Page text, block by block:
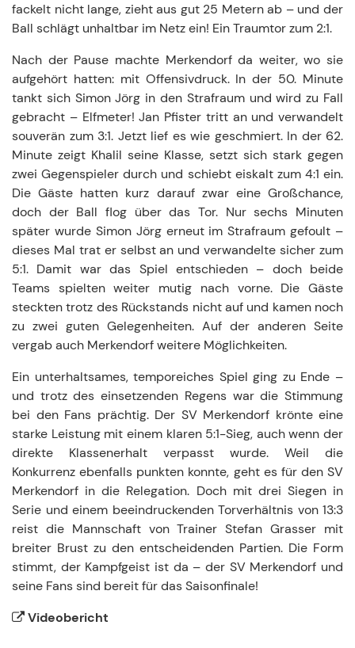
fackelt nicht lange, zieht aus gut 25 Metern ab – und der
Ball schlägt unhaltbar im Netz ein! Ein Traumtor zum 2:1.
Nach der Pause machte Merkendorf da weiter, wo sie
aufgehört hatten: mit Offensivdruck. In der 50. Minute
tankt sich Simon Jörg in den Strafraum und wird zu Fall
gebracht – Elfmeter! Jan Pfister tritt an und verwandelt
souverän zum 3:1. Jetzt lief es wie geschmiert. In der 62.
Minute zeigt Khalil seine Klasse, setzt sich stark gegen
zwei Gegenspieler durch und schiebt eiskalt zum 4:1 ein.
Die Gäste hatten kurz darauf zwar eine Großchance,
doch der Ball flog über das Tor. Nur sechs Minuten
später wurde Simon Jörg erneut im Strafraum gefoult –
dieses Mal trat er selbst an und verwandelte sicher zum
5:1. Damit war das Spiel entschieden – doch beide
Teams spielten weiter mutig nach vorne. Die Gäste
steckten trotz des Rückstands nicht auf und kamen noch
zu zwei guten Gelegenheiten. Auf der anderen Seite
vergab auch Merkendorf weitere Möglichkeiten.
Ein unterhaltsames, temporeiches Spiel ging zu Ende –
und trotz des einsetzenden Regens war die Stimmung
bei den Fans prächtig. Der SV Merkendorf krönte eine
starke Leistung mit einem klaren 5:1-Sieg, auch wenn der
direkte Klassenerhalt verpasst wurde. Weil die
Konkurrenz ebenfalls punkten konnte, geht es für den SV
Merkendorf in die Relegation. Doch mit drei Siegen in
Serie und einem beeindruckenden Torverhältnis von 13:3
reist die Mannschaft von Trainer Stefan Grasser mit
breiter Brust zu den entscheidenden Partien. Die Form
stimmt, der Kampfgeist ist da – der SV Merkendorf und
seine Fans sind bereit für das Saisonfinale!
Videobericht